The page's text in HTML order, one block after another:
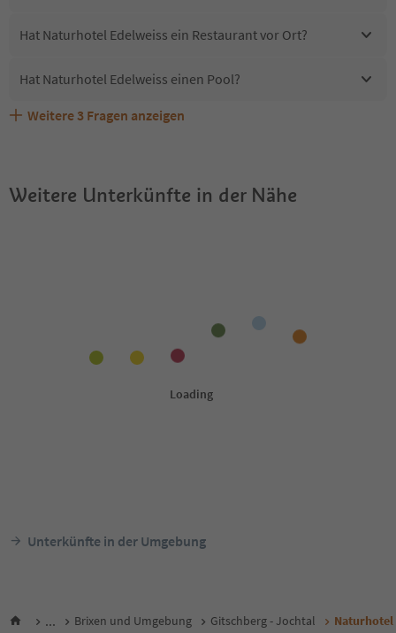
Hat Naturhotel Edelweiss ein Restaurant vor Ort?
Hat Naturhotel Edelweiss einen Pool?
Sind Haustiere in der Unterkunft Naturhotel Edelweiss
Welche Services bietet Naturhotel Edelweiss?
Erhalten die Gäste von Naturhotel Edelweiss einen
Weitere 3 Fragen anzeigen
Weitere Unterkünfte in der Nähe
Unterkünfte in der Umgebung
... Brixen und Umgebung Gitschberg - Jochtal Naturhotel